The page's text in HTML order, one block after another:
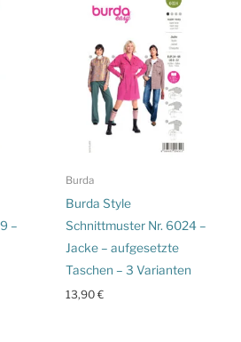
–
Burda
Burda Style
Schnittmuster Nr. 6024 –
Jacke – aufgesetzte
Taschen – 3 Varianten
13,90€